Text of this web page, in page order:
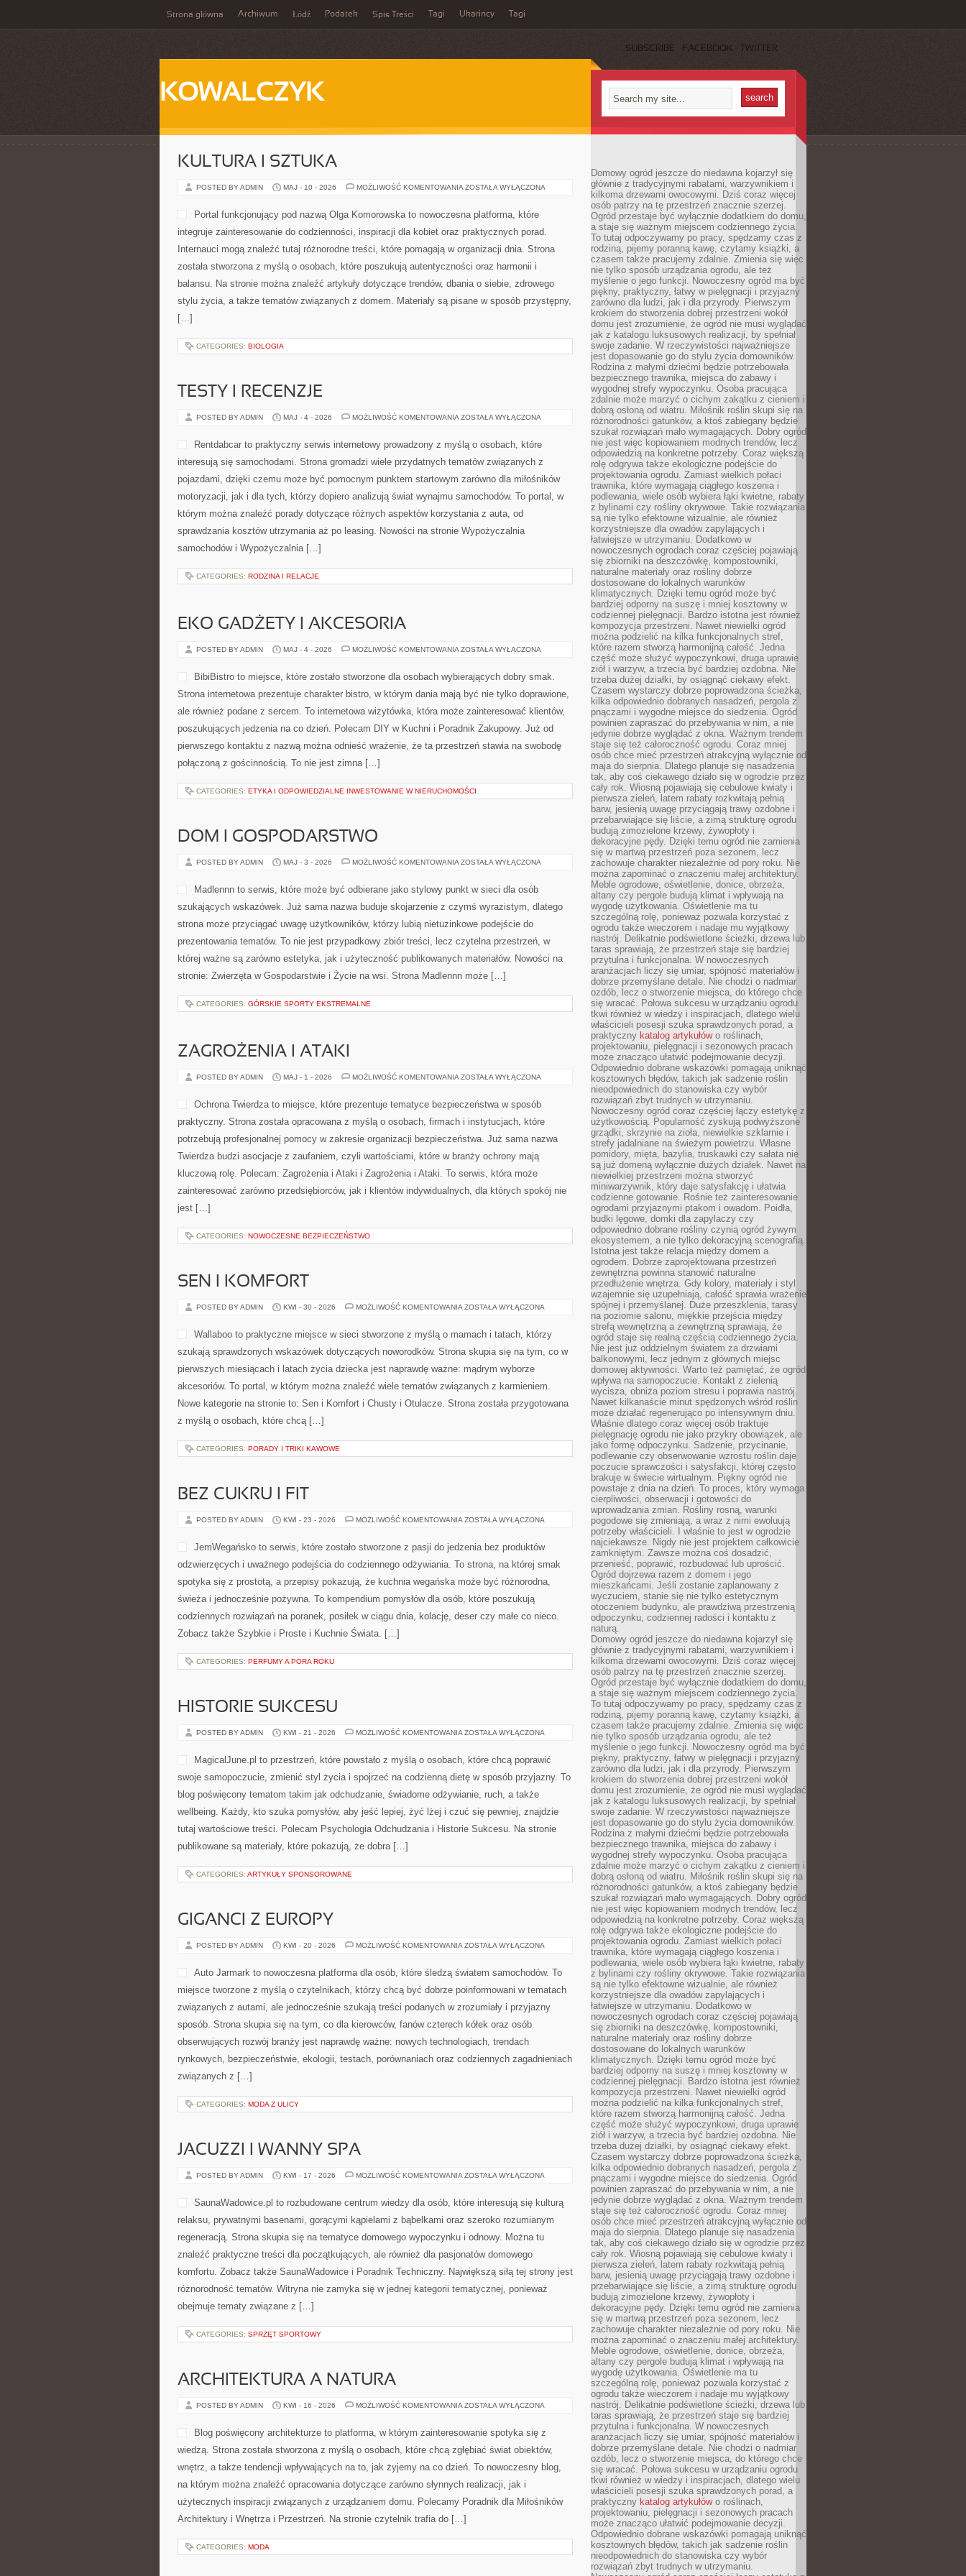
Strona główna Archiwum Łódź Podatek Spis Treści Tagi Ukarincy Tagi
SUBSCRIBE FACEBOOK TWITTER
KOWALCZYK
KULTURA I SZTUKA
POSTED BY ADMIN MAJ - 10 - 2026 MOŻLIWOŚĆ KOMENTOWANIA KULTURA
ZOSTAŁA WYŁĄCZONA
Portal funkcjonujący pod nazwą Olga Komorowska to nowoczesna platforma, które
integruje zainteresowanie do codzienności, inspiracji dla kobiet oraz praktycznych porad.
Internauci mogą znaleźć tutaj różnorodne treści, które pomagają w organizacji dnia. Strona
została stworzona z myślą o osobach, które poszukują autentyczności oraz harmonii i
balansu. Na stronie można znaleźć artykuły dotyczące trendów, dbania o siebie, zdrowego
stylu życia, a także tematów związanych z domem. Materiały są pisane w sposób przystępny,
[…]
CATEGORIES: BIOLOGIA
TESTY I RECENZJE
POSTED BY ADMIN MAJ - 4 - 2026 MOŻLIWOŚĆ KOMENTOWANIA TESTY
ZOSTAŁA WYŁĄCZONA
Rentdabcar to praktyczny serwis internetowy prowadzony z myślą o osobach, które
interesują się samochodami. Strona gromadzi wiele przydatnych tematów związanych z
pojazdami, dzięki czemu może być pomocnym punktem startowym zarówno dla miłośników
motoryzacji, jak i dla tych, którzy dopiero analizują świat wynajmu samochodów. To portal, w
którym można znaleźć porady dotyczące różnych aspektów korzystania z auta, od
sprawdzania kosztów utrzymania aż po leasing. Nowości na stronie Wypożyczalnia
samochodów i Wypożyczalnia […]
CATEGORIES: RODZINA I RELACJE
EKO GADŻETY I AKCESORIA
POSTED BY ADMIN MAJ - 4 - 2026 MOŻLIWOŚĆ KOMENTOWANIA EKO
AKCESORIA
ZOSTAŁA WYŁĄCZONA
BibiBistro to miejsce, które zostało stworzone dla osobach wybierających dobry smak.
Strona internetowa prezentuje charakter bistro, w którym dania mają być nie tylko doprawione,
ale również podane z sercem. To internetowa wizytówka, która może zainteresować klientów,
poszukujących jedzenia na co dzień. Polecam DIY w Kuchni i Poradnik Zakupowy. Już od
pierwszego kontaktu z nazwą można odnieść wrażenie, że ta przestrzeń stawia na swobodę
połączoną z gościnnością. To nie jest zimna […]
CATEGORIES: ETYKA I ODPOWIEDZIALNE INWESTOWANIE W NIERUCHOMOŚCI
DOM I GOSPODARSTWO
POSTED BY ADMIN MAJ - 3 - 2026 MOŻLIWOŚĆ KOMENTOWANIA DOM
ZOSTAŁA WYŁĄCZONA
Madlennn to serwis, które może być odbierane jako stylowy punkt w sieci dla osób
szukających wskazówek. Już sama nazwa buduje skojarzenie z czymś wyrazistym, dlatego
strona może przyciągać uwagę użytkowników, którzy lubią nietuzinkowe podejście do
prezentowania tematów. To nie jest przypadkowy zbiór treści, lecz czytelna przestrzeń, w
której ważne są zarówno estetyka, jak i użyteczność publikowanych materiałów. Nowości na
stronie: Zwierzęta w Gospodarstwie i Życie na wsi. Strona Madlennn może […]
CATEGORIES: GÓRSKIE SPORTY EKSTREMALNE
ZAGROŻENIA I ATAKI
POSTED BY ADMIN MAJ - 1 - 2026 MOŻLIWOŚĆ KOMENTOWANIA ZAGROŻENIA
ZOSTAŁA WYŁĄCZONA
Ochrona Twierdza to miejsce, które prezentuje tematyce bezpieczeństwa w sposób
praktyczny. Strona została opracowana z myślą o osobach, firmach i instytucjach, które
potrzebują profesjonalnej pomocy w zakresie organizacji bezpieczeństwa. Już sama nazwa
Twierdza budzi asocjacje z zaufaniem, czyli wartościami, które w branży ochrony mają
kluczową rolę. Polecam: Zagrożenia i Ataki i Zagrożenia i Ataki. To serwis, która może
zainteresować zarówno przedsiębiorców, jak i klientów indywidualnych, dla których spokój nie
jest […]
CATEGORIES: NOWOCZESNE BEZPIECZEŃSTWO
SEN I KOMFORT
POSTED BY ADMIN KWI - 30 - 2026 MOŻLIWOŚĆ KOMENTOWANIA SEN
ZOSTAŁA WYŁĄCZONA
Wallaboo to praktyczne miejsce w sieci stworzone z myślą o mamach i tatach, którzy
szukają sprawdzonych wskazówek dotyczących noworodków. Strona skupia się na tym, co w
pierwszych miesiącach i latach życia dziecka jest naprawdę ważne: mądrym wyborze
akcesoriów. To portal, w którym można znaleźć wiele tematów związanych z karmieniem.
Nowe kategorie na stronie to: Sen i Komfort i Chusty i Otulacze. Strona została przygotowana
z myślą o osobach, które chcą […]
CATEGORIES: PORADY I TRIKI KAWOWE
BEZ CUKRU I FIT
POSTED BY ADMIN KWI - 23 - 2026 MOŻLIWOŚĆ KOMENTOWANIA BEZ
ZOSTAŁA WYŁĄCZONA
JemWegańsko to serwis, które zostało stworzone z pasji do jedzenia bez produktów
odzwierzęcych i uważnego podejścia do codziennego odżywiania. To strona, na której smak
spotyka się z prostotą, a przepisy pokazują, że kuchnia wegańska może być różnorodna,
świeża i jednocześnie pożywna. To kompendium pomysłów dla osób, które poszukują
codziennych rozwiązań na poranek, posiłek w ciągu dnia, kolację, deser czy małe co nieco.
Zobacz także Szybkie i Proste i Kuchnie Świata. […]
CATEGORIES: PERFUMY A PORA ROKU
HISTORIE SUKCESU
POSTED BY ADMIN KWI - 21 - 2026 MOŻLIWOŚĆ KOMENTOWANIA HISTORIE
ZOSTAŁA WYŁĄCZONA
MagicalJune.pl to przestrzeń, które powstało z myślą o osobach, które chcą poprawić
swoje samopoczucie, zmienić styl życia i spojrzeć na codzienną dietę w sposób przyjazny. To
blog poświęcony tematom takim jak odchudzanie, świadome odżywianie, ruch, a także
wellbeing. Każdy, kto szuka pomysłów, aby jeść lepiej, żyć lżej i czuć się pewniej, znajdzie
tutaj wartościowe treści. Polecam Psychologia Odchudzania i Historie Sukcesu. Na stronie
publikowane są materiały, które pokazują, że dobra […]
CATEGORIES: ARTYKUŁY SPONSOROWANE
GIGANCI Z EUROPY
POSTED BY ADMIN KWI - 20 - 2026 MOŻLIWOŚĆ KOMENTOWANIA GIGANCI
ZOSTAŁA WYŁĄCZONA
Auto Jarmark to nowoczesna platforma dla osób, które śledzą światem samochodów. To
miejsce tworzone z myślą o czytelnikach, którzy chcą być dobrze poinformowani w tematach
związanych z autami, ale jednocześnie szukają treści podanych w zrozumiały i przyjazny
sposób. Strona skupia się na tym, co dla kierowców, fanów czterech kółek oraz osób
obserwujących rozwój branży jest naprawdę ważne: nowych technologiach, trendach
rynkowych, bezpieczeństwie, ekologii, testach, porównaniach oraz codziennych zagadnieniach
związanych z […]
CATEGORIES: MODA Z ULICY
JACUZZI I WANNY SPA
POSTED BY ADMIN KWI - 17 - 2026 MOŻLIWOŚĆ KOMENTOWANIA JACUZZI
SPA
ZOSTAŁA WYŁĄCZONA
SaunaWadowice.pl to rozbudowane centrum wiedzy dla osób, które interesują się kulturą
relaksu, prywatnymi basenami, gorącymi kąpielami z bąbelkami oraz szeroko rozumianym
regeneracją. Strona skupia się na tematyce domowego wypoczynku i odnowy. Można tu
znaleźć praktyczne treści dla początkujących, ale również dla pasjonatów domowego
komfortu. Zobacz także SaunaWadowice i Poradnik Techniczny. Największą siłą tej strony jest
różnorodność tematów. Witryna nie zamyka się w jednej kategorii tematycznej, ponieważ
obejmuje tematy związane z […]
CATEGORIES: SPRZĘT SPORTOWY
ARCHITEKTURA A NATURA
POSTED BY ADMIN KWI - 16 - 2026 MOŻLIWOŚĆ KOMENTOWANIA ARCHITEKTURA
ZOSTAŁA WYŁĄCZONA
Blog poświęcony architekturze to platforma, w którym zainteresowanie spotyka się z
wiedzą. Strona została stworzona z myślą o osobach, które chcą zgłębiać świat obiektów,
wnętrz, a także tendencji wpływających na to, jak żyjemy na co dzień. To nowoczesny blog,
na którym można znaleźć opracowania dotyczące zarówno słynnych realizacji, jak i
użytecznych inspiracji związanych z urządzaniem domu. Polecamy Poradnik dla Miłośników
Architektury i Wnętrza i Przestrzeń. Na stronie czytelnik trafia do […]
CATEGORIES: MODA
Domowy ogród jeszcze do niedawna kojarzył się
głównie z tradycyjnymi rabatami, warzywnikiem i
kilkoma drzewami owocowymi. Dziś coraz więcej
osób patrzy na tę przestrzeń znacznie szerzej.
Ogród przestaje być wyłącznie dodatkiem do domu,
a staje się ważnym miejscem codziennego życia.
To tutaj odpoczywamy po pracy, spędzamy czas z
rodziną, pijemy poranną kawę, czytamy książki, a
czasem także pracujemy zdalnie. Zmienia się więc
nie tylko sposób urządzania ogrodu, ale też
myślenie o jego funkcji. Nowoczesny ogród ma być
piękny, praktyczny, łatwy w pielęgnacji i przyjazny
zarówno dla ludzi, jak i dla przyrody. Pierwszym
krokiem do stworzenia dobrej przestrzeni wokół
domu jest zrozumienie, że ogród nie musi wyglądać
jak z katalogu luksusowych realizacji, by spełniał
swoje zadanie. W rzeczywistości najważniejsze
jest dopasowanie go do stylu życia domowników.
Rodzina z małymi dziećmi będzie potrzebowała
bezpiecznego trawnika, miejsca do zabawy i
wygodnej strefy wypoczynku. Osoba pracująca
zdalnie może marzyć o cichym zakątku z cieniem i
dobrą osłoną od wiatru. Miłośnik roślin skupi się na
różnorodności gatunków, a ktoś zabiegany będzie
szukał rozwiązań mało wymagających. Dobry ogród
nie jest więc kopiowaniem modnych trendów, lecz
odpowiedzią na konkretne potrzeby. Coraz większą
rolę odgrywa także ekologiczne podejście do
projektowania ogrodu. Zamiast wielkich połaci
trawnika, które wymagają ciągłego koszenia i
podlewania, wiele osób wybiera łąki kwietne, rabaty
z bylinami czy rośliny okrywowe. Takie rozwiązania
są nie tylko efektowne wizualnie, ale również
korzystniejsze dla owadów zapylających i
łatwiejsze w utrzymaniu. Dodatkowo w
nowoczesnych ogrodach coraz częściej pojawiają
się zbiorniki na deszczówkę, kompostowniki,
naturalne materiały oraz rośliny dobrze
dostosowane do lokalnych warunków
klimatycznych. Dzięki temu ogród może być
bardziej odporny na suszę i mniej kosztowny w
codziennej pielęgnacji. Bardzo istotna jest również
kompozycja przestrzeni. Nawet niewielki ogród
można podzielić na kilka funkcjonalnych stref,
które razem stworzą harmonijną całość. Jedna
część może służyć wypoczynkowi, druga uprawie
ziół i warzyw, a trzecia być bardziej ozdobna. Nie
trzeba dużej działki, by osiągnąć ciekawy efekt.
Czasem wystarczy dobrze poprowadzona ścieżka,
kilka odpowiednio dobranych nasadzeń, pergola z
pnączami i wygodne miejsce do siedzenia. Ogród
powinien zapraszać do przebywania w nim, a nie
jedynie dobrze wyglądać z okna. Ważnym trendem
staje się też całoroczność ogrodu. Coraz mniej
osób chce mieć przestrzeń atrakcyjną wyłącznie od
maja do sierpnia. Dlatego planuje się nasadzenia
tak, aby coś ciekawego działo się w ogrodzie przez
cały rok. Wiosną pojawiają się cebulowe kwiaty i
pierwsza zieleń, latem rabaty rozkwitają pełnią
barw, jesienią uwagę przyciągają trawy ozdobne i
przebarwiające się liście, a zimą strukturę ogrodu
budują zimozielone krzewy, żywopłoty i
dekoracyjne pędy. Dzięki temu ogród nie zamienia
się w martwą przestrzeń poza sezonem, lecz
zachowuje charakter niezależnie od pory roku. Nie
można zapominać o znaczeniu małej architektury.
Meble ogrodowe, oświetlenie, donice, obrzeża,
altany czy pergole budują klimat i wpływają na
wygodę użytkowania. Oświetlenie ma tu
szczególną rolę, ponieważ pozwala korzystać z
ogrodu także wieczorem i nadaje mu wyjątkowy
nastrój. Delikatnie podświetlone ścieżki, drzewa lub
taras sprawiają, że przestrzeń staje się bardziej
przytulna i funkcjonalna. W nowoczesnych
aranżacjach liczy się umiar, spójność materiałów i
dobrze przemyślane detale. Nie chodzi o nadmiar
ozdób, lecz o stworzenie miejsca, do którego chce
się wracać. Połowa sukcesu w urządzaniu ogrodu
tkwi również w wiedzy i inspiracjach, dlatego wielu
właścicieli posesji szuka sprawdzonych porad, a
praktyczny katalog artykułówo roślinach,
projektowaniu, pielęgnacji i sezonowych pracach
może znacząco ułatwić podejmowanie decyzji.
Odpowiednio dobrane wskazówki pomagają uniknąć
kosztownych błędów, takich jak sadzenie roślin
nieodpowiednich do stanowiska czy wybór
rozwiązań zbyt trudnych w utrzymaniu.
Nowoczesny ogród coraz częściej łączy estetykę z
użytkowością. Popularność zyskują podwyższone
grządki, skrzynie na zioła, niewielkie szklarnie i
strefy jadalniane na świeżym powietrzu. Własne
pomidory, mięta, bazylia, truskawki czy sałata nie
są już domeną wyłącznie dużych działek. Nawet na
niewielkiej przestrzeni można stworzyć
miniwarzywnik, który daje satysfakcję i ułatwia
codzienne gotowanie. Rośnie też zainteresowanie
ogrodami przyjaznymi ptakom i owadom. Poidła,
budki lęgowe, domki dla zapylaczy czy
odpowiednio dobrane rośliny czynią ogród żywym
ekosystemem, a nie tylko dekoracyjną scenografią.
Istotna jest także relacja między domem a
ogrodem. Dobrze zaprojektowana przestrzeń
zewnętrzna powinna stanowić naturalne
przedłużenie wnętrza. Gdy kolory, materiały i styl
wzajemnie się uzupełniają, całość sprawia wrażenie
spójnej i przemyślanej. Duże przeszklenia, tarasy
na poziomie salonu, miękkie przejścia między
strefą wewnętrzną a zewnętrzną sprawiają, że
ogród staje się realną częścią codziennego życia.
Nie jest już oddzielnym światem za drzwiami
balkonowymi, lecz jednym z głównych miejsc
domowej aktywności. Warto też pamiętać, że ogród
wpływa na samopoczucie. Kontakt z zielenią
wycisza, obniża poziom stresu i poprawia nastrój.
Nawet kilkanaście minut spędzonych wśród roślin
może działać regenerująco po intensywnym dniu.
Właśnie dlatego coraz więcej osób traktuje
pielęgnację ogrodu nie jako przykry obowiązek, ale
jako formę odpoczynku. Sadzenie, przycinanie,
podlewanie czy obserwowanie wzrostu roślin daje
poczucie sprawczości i satysfakcji, której często
brakuje w świecie wirtualnym. Piękny ogród nie
powstaje z dnia na dzień. To proces, który wymaga
cierpliwości, obserwacji i gotowości do
wprowadzania zmian. Rośliny rosną, warunki
pogodowe się zmieniają, a wraz z nimi ewoluują
potrzeby właścicieli. I właśnie to jest w ogrodzie
najciekawsze. Nigdy nie jest projektem całkowicie
zamkniętym. Zawsze można coś dosadzić,
przenieść, poprawić, rozbudować lub uprościć.
Ogród dojrzewa razem z domem i jego
mieszkańcami. Jeśli zostanie zaplanowany z
wyczuciem, stanie się nie tylko estetycznym
otoczeniem budynku, ale prawdziwą przestrzenią
odpoczynku, codziennej radości i kontaktu z
naturą.
Domowy ogród jeszcze do niedawna kojarzył się
głównie z tradycyjnymi rabatami, warzywnikiem i
kilkoma drzewami owocowymi. Dziś coraz więcej
osób patrzy na tę przestrzeń znacznie szerzej.
Ogród przestaje być wyłącznie dodatkiem do domu,
a staje się ważnym miejscem codziennego życia.
To tutaj odpoczywamy po pracy, spędzamy czas z
rodziną, pijemy poranną kawę, czytamy książki, a
czasem także pracujemy zdalnie. Zmienia się więc
nie tylko sposób urządzania ogrodu, ale też
myślenie o jego funkcji. Nowoczesny ogród ma być
piękny, praktyczny, łatwy w pielęgnacji i przyjazny
zarówno dla ludzi, jak i dla przyrody. Pierwszym
krokiem do stworzenia dobrej przestrzeni wokół
domu jest zrozumienie, że ogród nie musi wyglądać
jak z katalogu luksusowych realizacji, by spełniał
swoje zadanie. W rzeczywistości najważniejsze
jest dopasowanie go do stylu życia domowników.
Rodzina z małymi dziećmi będzie potrzebowała
bezpiecznego trawnika, miejsca do zabawy i
wygodnej strefy wypoczynku. Osoba pracująca
zdalnie może marzyć o cichym zakątku z cieniem i
dobrą osłoną od wiatru. Miłośnik roślin skupi się na
różnorodności gatunków, a ktoś zabiegany będzie
szukał rozwiązań mało wymagających. Dobry ogród
nie jest więc kopiowaniem modnych trendów, lecz
odpowiedzią na konkretne potrzeby. Coraz większą
rolę odgrywa także ekologiczne podejście do
projektowania ogrodu. Zamiast wielkich połaci
trawnika, które wymagają ciągłego koszenia i
podlewania, wiele osób wybiera łąki kwietne, rabaty
z bylinami czy rośliny okrywowe. Takie rozwiązania
są nie tylko efektowne wizualnie, ale również
korzystniejsze dla owadów zapylających i
łatwiejsze w utrzymaniu. Dodatkowo w
nowoczesnych ogrodach coraz częściej pojawiają
się zbiorniki na deszczówkę, kompostowniki,
naturalne materiały oraz rośliny dobrze
dostosowane do lokalnych warunków
klimatycznych. Dzięki temu ogród może być
bardziej odporny na suszę i mniej kosztowny w
codziennej pielęgnacji. Bardzo istotna jest również
kompozycja przestrzeni. Nawet niewielki ogród
można podzielić na kilka funkcjonalnych stref,
które razem stworzą harmonijną całość. Jedna
część może służyć wypoczynkowi, druga uprawie
ziół i warzyw, a trzecia być bardziej ozdobna. Nie
trzeba dużej działki, by osiągnąć ciekawy efekt.
Czasem wystarczy dobrze poprowadzona ścieżka,
kilka odpowiednio dobranych nasadzeń, pergola z
pnączami i wygodne miejsce do siedzenia. Ogród
powinien zapraszać do przebywania w nim, a nie
jedynie dobrze wyglądać z okna. Ważnym trendem
staje się też całoroczność ogrodu. Coraz mniej
osób chce mieć przestrzeń atrakcyjną wyłącznie od
maja do sierpnia. Dlatego planuje się nasadzenia
tak, aby coś ciekawego działo się w ogrodzie przez
cały rok. Wiosną pojawiają się cebulowe kwiaty i
pierwsza zieleń, latem rabaty rozkwitają pełnią
barw, jesienią uwagę przyciągają trawy ozdobne i
przebarwiające się liście, a zimą strukturę ogrodu
budują zimozielone krzewy, żywopłoty i
dekoracyjne pędy. Dzięki temu ogród nie zamienia
się w martwą przestrzeń poza sezonem, lecz
zachowuje charakter niezależnie od pory roku. Nie
można zapominać o znaczeniu małej architektury.
Meble ogrodowe, oświetlenie, donice, obrzeża,
altany czy pergole budują klimat i wpływają na
wygodę użytkowania. Oświetlenie ma tu
szczególną rolę, ponieważ pozwala korzystać z
ogrodu także wieczorem i nadaje mu wyjątkowy
nastrój. Delikatnie podświetlone ścieżki, drzewa lub
taras sprawiają, że przestrzeń staje się bardziej
przytulna i funkcjonalna. W nowoczesnych
aranżacjach liczy się umiar, spójność materiałów i
dobrze przemyślane detale. Nie chodzi o nadmiar
ozdób, lecz o stworzenie miejsca, do którego chce
się wracać. Połowa sukcesu w urządzaniu ogrodu
tkwi również w wiedzy i inspiracjach, dlatego wielu
właścicieli posesji szuka sprawdzonych porad, a
praktyczny katalog artykułówo roślinach,
projektowaniu, pielęgnacji i sezonowych pracach
może znacząco ułatwić podejmowanie decyzji.
Odpowiednio dobrane wskazówki pomagają uniknąć
kosztownych błędów, takich jak sadzenie roślin
nieodpowiednich do stanowiska czy wybór
rozwiązań zbyt trudnych w utrzymaniu.